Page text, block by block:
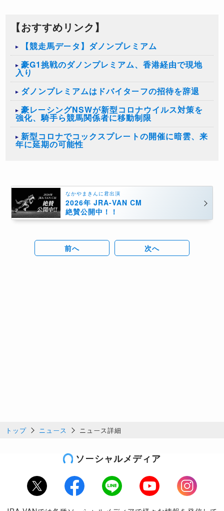
【おすすめリンク】
【競走馬データ】ダノンプレミアム
豪G1挑戦のダノンプレミアム、香港経由で現地
入り
ダノンプレミアムはドバイターフの招待を辞退
豪レーシングNSWが新型コロナウイルス対策を
強化、騎手ら競馬関係者に移動制限
新型コロナでコックスプレートの開催に暗雲、来
年に延期の可能性
なかやまきんに君出演
2026年 JRA-VAN CM
絶賛公開中！！
前へ 次へ
トップ ニュース ニュース詳細
ソーシャルメディア
Twitter Facebook LINE Youtube
Instagram